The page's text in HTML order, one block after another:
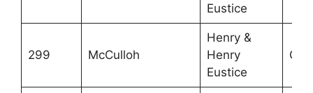
Eustice
299 McCulloh
Henry &
Henry
Eustice